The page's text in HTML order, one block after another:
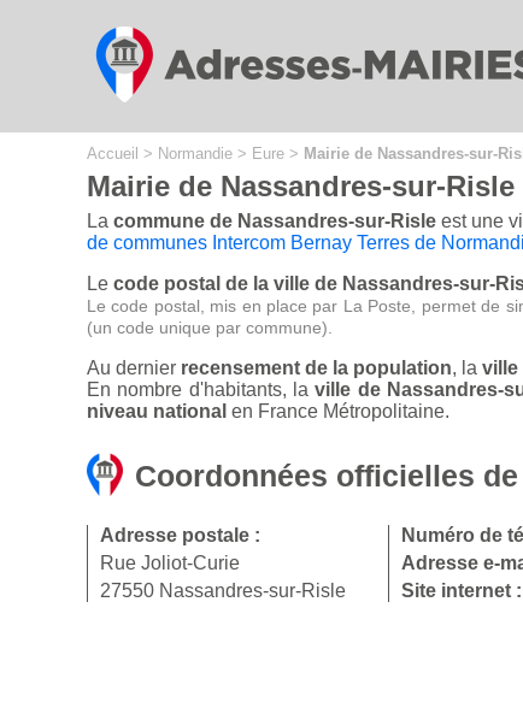
Accueil > Normandie > Eure > Mairie de Nassandres-sur-
Mairie de Nassandres-sur-Risle
Lacommune de Nassandres-sur-Risle est une
de communes Intercom Bernay Terres de
Le code postal de la ville de Nassandres-sur-
Le code postal, mis en place par La Poste, permet de
(un code unique par commune).
Au dernier recensement de la population, la ville
En nombre d'habitants, laville de Nassandres-
niveau national en France Métropolitaine.
Coordonnées officielles
Adresse postale :
Rue Joliot-Curie
27550 Nassandres-sur-Risle
Numéro de
Adresse e-
Site internet :